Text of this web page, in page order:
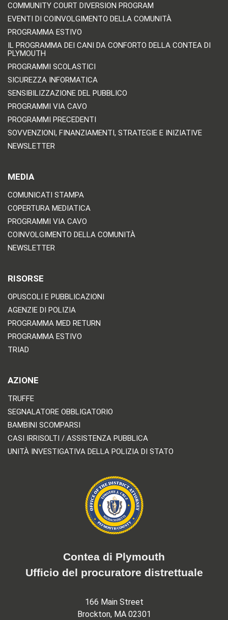
COMMUNITY COURT DIVERSION PROGRAM
EVENTI DI COINVOLGIMENTO DELLA COMUNITÀ
PROGRAMMA ESTIVO
IL PROGRAMMA DEI CANI DA CONFORTO DELLA CONTEA DI
PLYMOUTH
PROGRAMMI SCOLASTICI
SICUREZZA INFORMATICA
SENSIBILIZZAZIONE DEL PUBBLICO
PROGRAMMI VIA CAVO
PROGRAMMI PRECEDENTI
SOVVENZIONI, FINANZIAMENTI, STRATEGIE E INIZIATIVE
NEWSLETTER
MEDIA
COMUNICATI STAMPA
COPERTURA MEDIATICA
PROGRAMMI VIA CAVO
COINVOLGIMENTO DELLA COMUNITÀ
NEWSLETTER
RISORSE
OPUSCOLI E PUBBLICAZIONI
AGENZIE DI POLIZIA
PROGRAMMA MED RETURN
PROGRAMMA ESTIVO
TRIAD
AZIONE
TRUFFE
SEGNALATORE OBBLIGATORIO
BAMBINI SCOMPARSI
CASI IRRISOLTI / ASSISTENZA PUBBLICA
UNITÀ INVESTIGATIVA DELLA POLIZIA DI STATO
Contea di Plymouth
Ufficio del procuratore distrettuale
166 Main Street
Brockton, MA 02301